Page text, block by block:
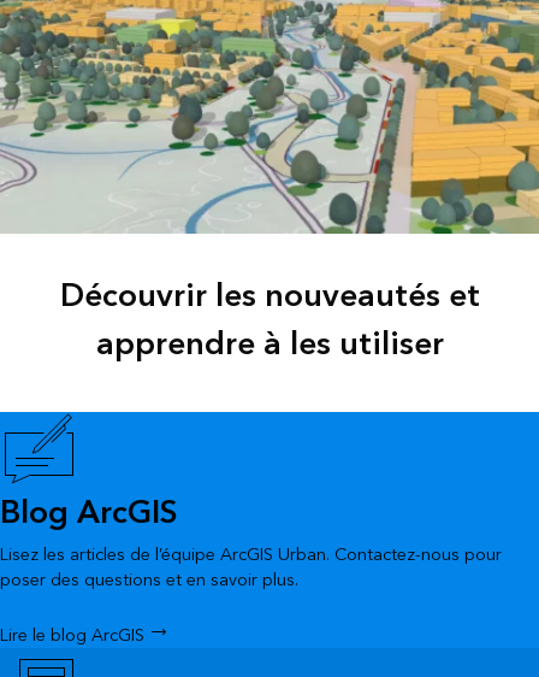
Découvrir les nouveautés et
apprendre à les utiliser
Blog ArcGIS
Lisez les articles de l’équipe ArcGIS Urban. Contactez-nous pour
poser des questions et en savoir plus.
Lire le blog ArcGIS